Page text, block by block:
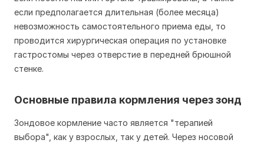
если предполагается длительная (более месяца)
невозможность самостоятельного приема еды, то
проводится хирургическая операция по установке
гастростомы через отверстие в передней брюшной
стенке.
Основные правила кормления через зонд
Зондовое кормление часто является "терапией
выбора", как у взрослых, так у детей. Через носовой